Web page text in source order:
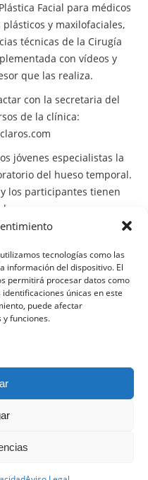
tecnologías como las
información del dispositivo. El
permitirá procesar datos como
únicas en este
puede afectar
funciones.
Facial para médicos
y maxilofaciales,
técnicas de la Cirugía
con vídeos y
que las realiza.
con la secretaria del
de la clínica:
jóvenes especialistas la
del hueso temporal.
los participantes tienen
permanente del hueso
localizado en
Viladecans
Aeropuerto de Barcelona.
©